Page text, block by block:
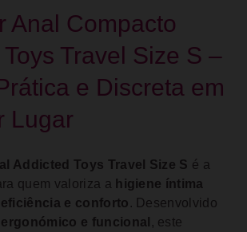
Anal Compacto
Travel Size S –
e Discreta em
Lugar
Addicted Toys Travel Size S é a
quem valoriza a higiene íntima
e conforto . Desenvolvido
e funcional , este